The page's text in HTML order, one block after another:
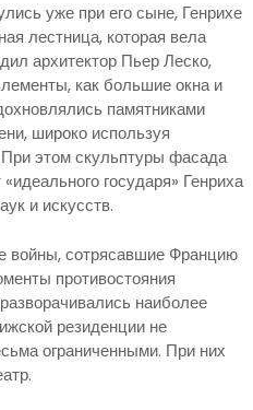
уже при его сыне, Генрихе
лестница, которая вела
архитектор Пьер Леско,
как большие окна и
памятниками
широко используя
этом скульптуры фасада
государя» Генриха
и искусств.
войны, сотрясавшие Францию
противостояния
наиболее
резиденции не
ограниченными. При них